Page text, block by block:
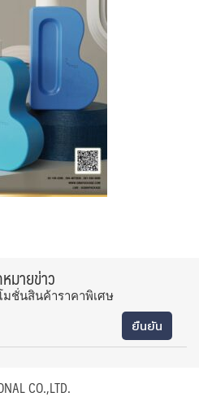
มายข่าว
มชั่นสินค้าราคาพิเศษ
CO.,LTD.